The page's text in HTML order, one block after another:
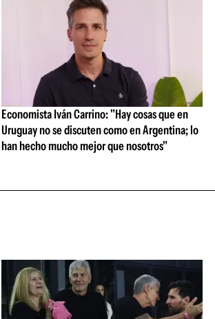
Economista Iván Carrino: "Hay cosas que en
Uruguay no se discuten como en Argentina; lo
han hecho mucho mejor que nosotros"